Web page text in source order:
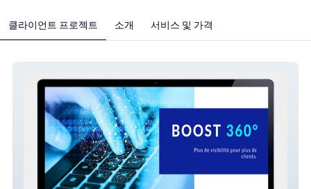
클라이언트 프로젝트 소개 서비스 및 가격